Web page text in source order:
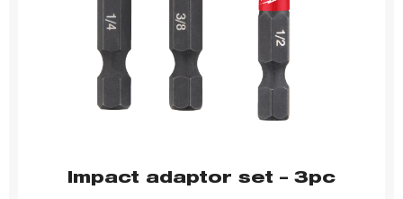
Impact adaptor set – 3pc